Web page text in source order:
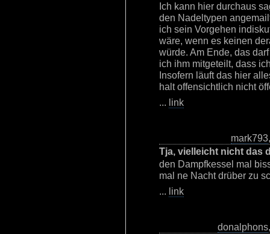
Ich kann hier durchaus
den Nadeltypen
ich sein Vorgehen
wäre, wenn es keinen
würde. Am Ende, das
ich ihm mitgeteilt, dass
Insofern läuft das hier
halt offensichtlich nicht
... link
mark793
Tja, vielleicht nicht das
den Dampfkessel mal
mal ne Nacht drüber zu
... link
donalphons